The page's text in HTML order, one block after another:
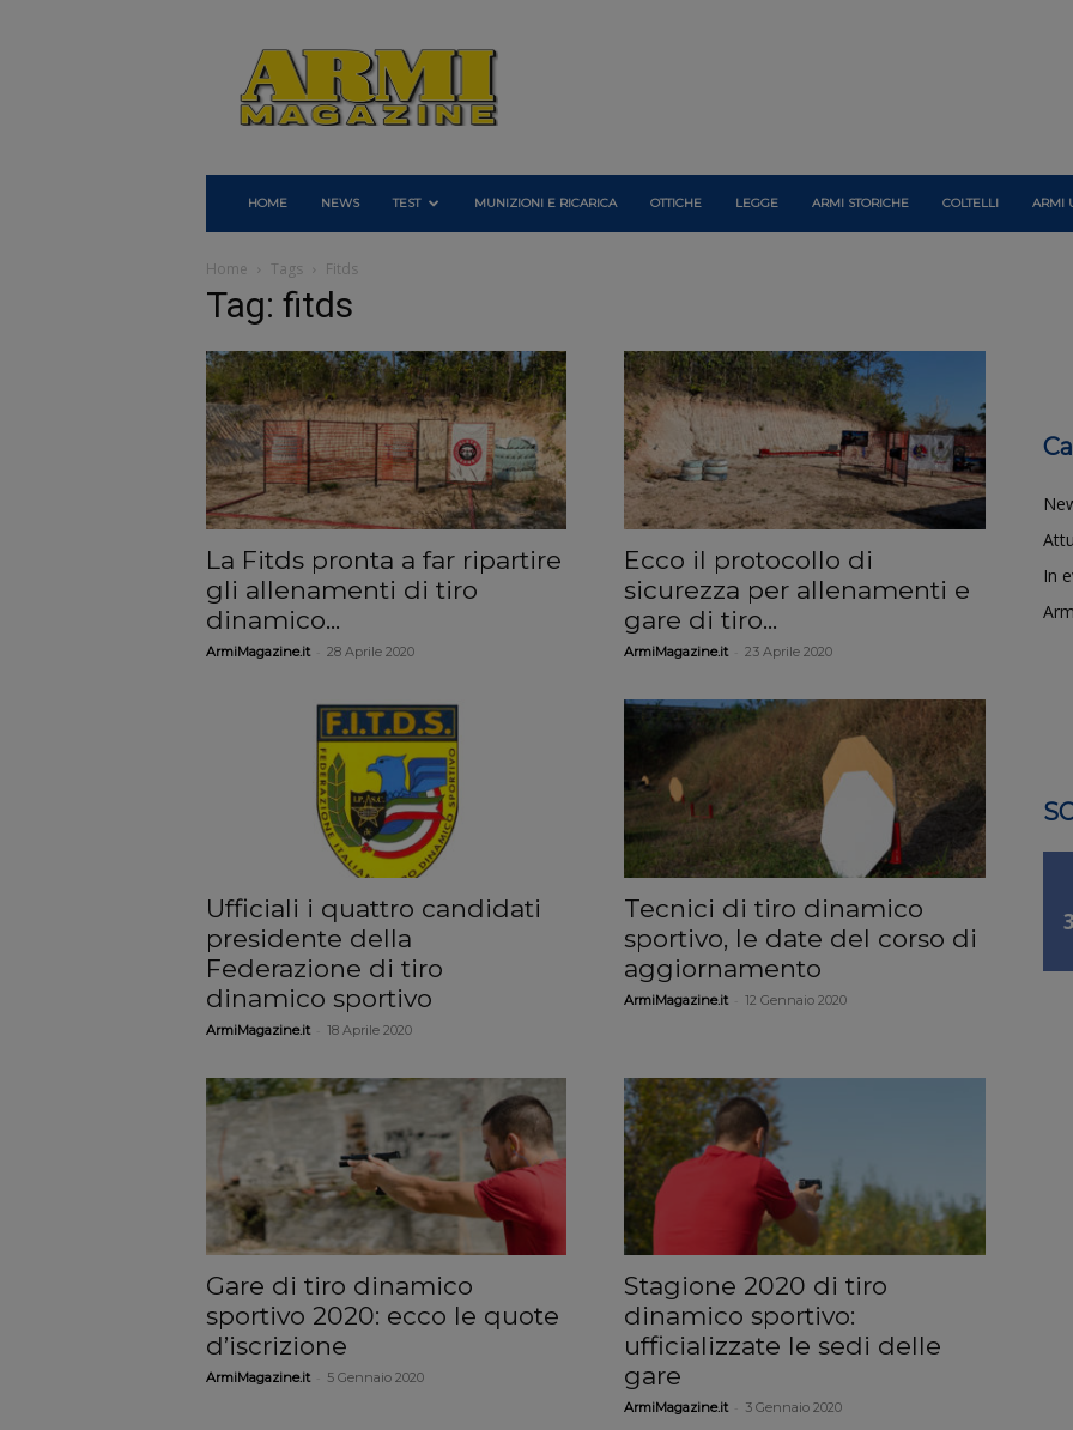
Armi
Magazine
HOME NEWS TEST MUNIZIONI E RICARICA OTTICHE LEGGE ARMI STORICHE COLTELLI ARMI
Home Tags Fitds
Tag: fitds
La Fitds pronta a far ripartire
gli allenamenti di tiro
dinamico...
ArmiMagazine.it 28 Aprile 2020
Ecco il protocollo di
sicurezza per allenamenti e
gare di tiro...
ArmiMagazine.it 23 Aprile 2020
Ufficiali i quattro candidati
presidente della
Federazione di tiro
dinamico sportivo
ArmiMagazine.it 18 Aprile 2020
Tecnici di tiro dinamico
sportivo, le date del corso di
aggiornamento
ArmiMagazine.it 12 Gennaio 2020
Gare di tiro dinamico
sportivo 2020: ecco le quote
d’iscrizione
ArmiMagazine.it 5 Gennaio 2020
Stagione 2020 di tiro
dinamico sportivo:
ufficializzate le sedi delle
gare
ArmiMagazine.it 3 Gennaio 2020
In